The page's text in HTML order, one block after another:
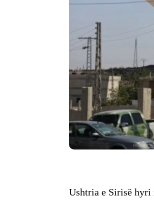
Ushtria e Sirisë hyri